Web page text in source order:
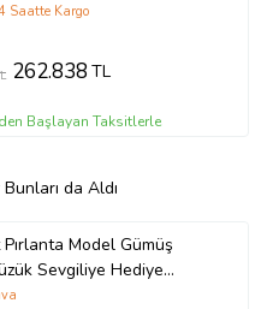
Saatte Kargo
262.838TL
Başlayan Taksitlerle
da Aldı
Model Gümüş
Sevgiliye Hediye